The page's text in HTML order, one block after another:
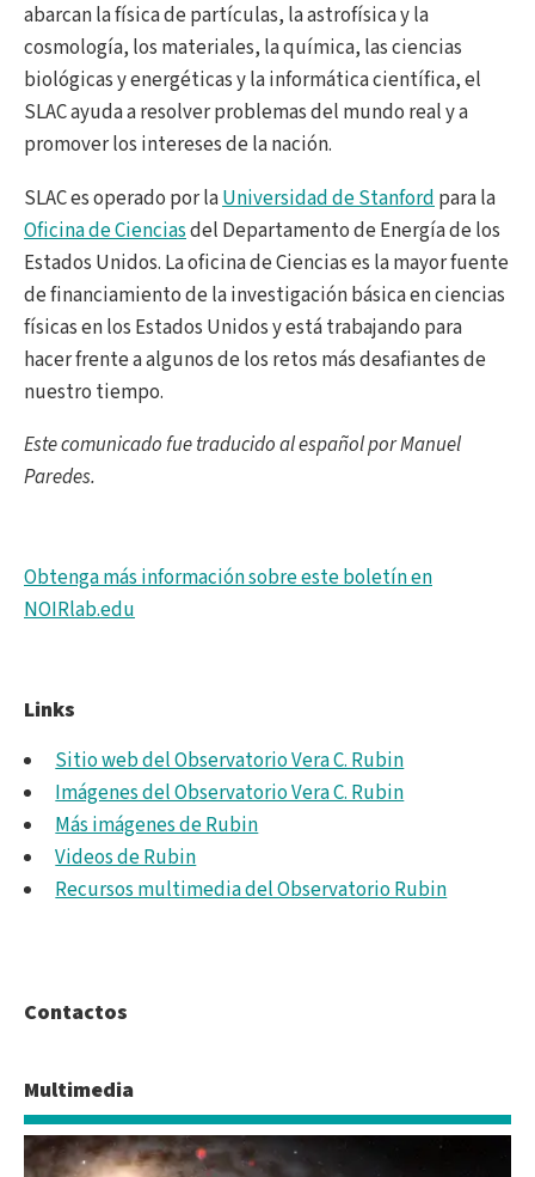
abarcan la física de partículas, la astrofísica y la
cosmología, los materiales, la química, las ciencias
biológicas y energéticas y la informática científica, el
SLAC ayuda a resolver problemas del mundo real y a
promover los intereses de la nación.
SLAC es operado por laUniversidad de Stanford para la
Oficina de Cienciasdel Departamento de Energía de los
Estados Unidos. La oficina de Ciencias es la mayor fuente
de financiamiento de la investigación básica en ciencias
físicas en los Estados Unidos y está trabajando para
hacer frente a algunos de los retos más desafiantes de
nuestro tiempo.
Este comunicado fue traducido al español por Manuel
Paredes.
Obtenga más información sobre este boletín en
NOIRlab.edu
Links
Sitio web del Observatorio Vera C. Rubin
Imágenes del Observatorio Vera C. Rubin
Más imágenes de Rubin
Videos de Rubin
Recursos multimedia del Observatorio Rubin
Contactos
Multimedia